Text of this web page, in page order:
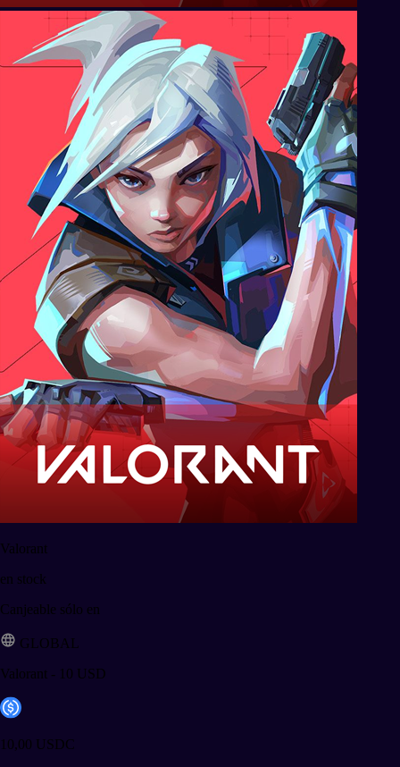
Valorant
en stock
Canjeable sólo en
GLOBAL
Valorant - 10 USD
10,00 USDC